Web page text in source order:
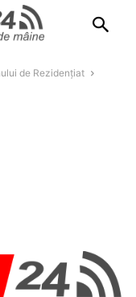
de Rezidențiat